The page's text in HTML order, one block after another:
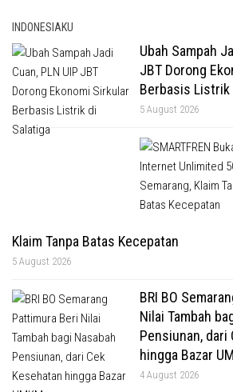
INDONESIAKU
Ubah Sampah
JBT Dorong
Berbasis Listrik
5 August 2026
Klaim Tanpa Batas Kecepatan
5 August 2026
BRI BO
Nilai Tambah
Pensiunan, dari
hingga Bazar
4 August 2026